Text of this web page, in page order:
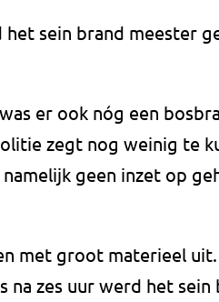
sein brand meester
er ook nóg een
zegt nog weinig te
geen inzet op
met groot materieel uit.
na zes uur werd het